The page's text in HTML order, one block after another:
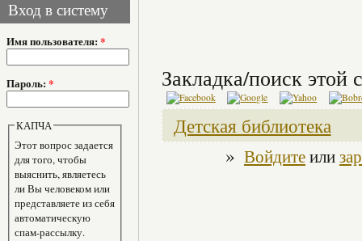
Вход в систему
Имя пользователя: *
Пароль: *
КАПЧА
Этот вопрос задается
для того, чтобы
выяснить, являетесь
ли Вы человеком или
представляете из себя
автоматическую
спам-рассылку.
Закладка/поиск этой
Детская библиотека
» Войдитеили